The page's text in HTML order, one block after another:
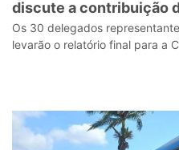
discute a contribuição
execução do novo
Os 30 delegados
levarão o relatório final para a